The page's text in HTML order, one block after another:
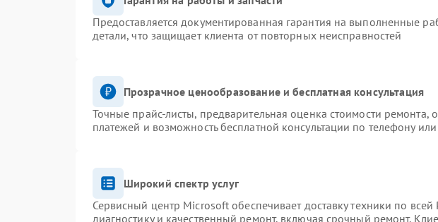
Предоставляется документированная гарантия на выполненные
детали, что защищает клиента от повторных неисправностей
Прозрачное ценообразование и бесплатная консультация
Точные прайс-листы, предварительная оценка стоимости ремонта,
платежей и возможность бесплатной консультации по телефону
Широкий спектр услуг
Сервисный центр Microsoft обеспечивает доставку техники по
диагностику и качественный ремонт, включая срочный ремонт.